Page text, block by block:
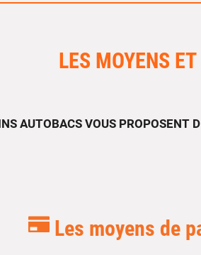
LES MOYENS
AUTOBACS VOUS PROPOSENT
Les moyens de